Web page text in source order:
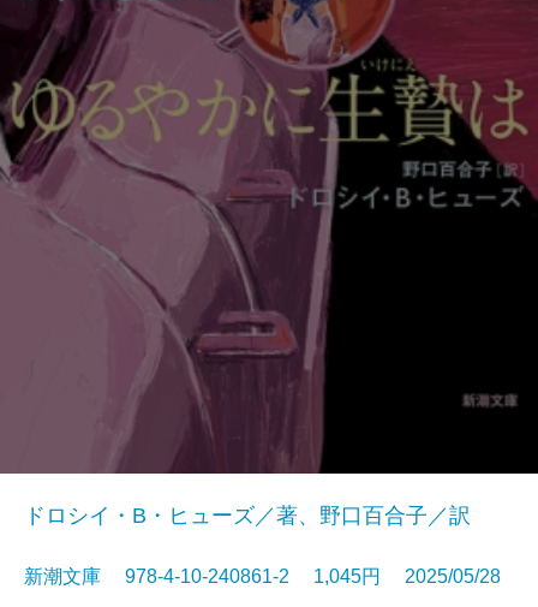
ドロシイ・B・ヒューズ／著、野口百合子／訳
新潮文庫 978-4-10-240861-2 1,045円 2025/05/28